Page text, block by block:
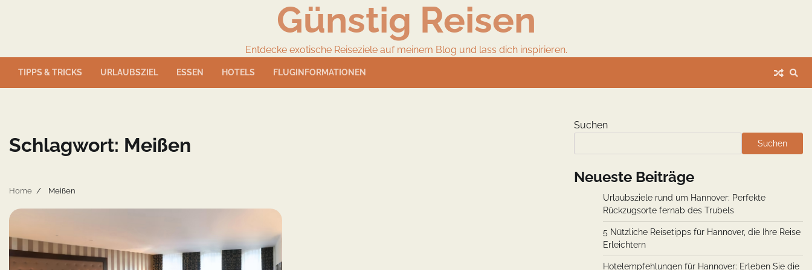
Günstig Reisen
Entdecke exotische Reiseziele auf meinem Blog und lass dich inspirieren.
TIPPS & TRICKS URLAUBSZIEL ESSEN HOTELS FLUGINFORMATIONEN
Schlagwort: Meißen
Home Meißen
Suchen
Suchen
Neueste Beiträge
Urlaubsziele rund um Hannover: Perfekte
Rückzugsorte fernab des Trubels
5 Nützliche Reisetipps für Hannover, die Ihre Reise
Erleichtern
Hotelempfehlungen für Hannover: Erleben Sie die